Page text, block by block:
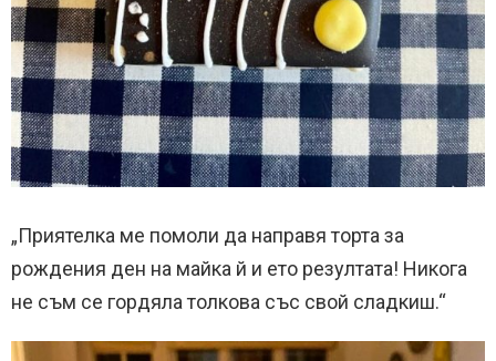
„Приятелка ме помоли да направя торта за
рождения ден на майка й и ето резултата! Никога
не съм се гордяла толкова със свой сладкиш.“